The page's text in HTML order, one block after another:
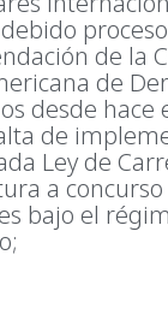
de la
de
desde hace
de
Ley de
a
bajo el